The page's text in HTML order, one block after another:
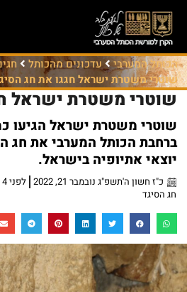
הכותל המערבי עדכונים מהכותל
שוטרי משטרת ישראל חגגו את חג
שוטרי משטרת ישראל
שוטרי משטרת ישראל הגיעו
ברחבת הכותל המערבי את חג
יוצאי אתיופיה בישראל.
כ"ז חשון ה'תשפ"ג נובמבר 21, 2022 לפני 4 שנים
חג הסיגד